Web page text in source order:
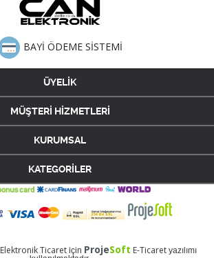
BAYİ ÖDEME SİSTEMİ
ÜYELİK
MÜŞTERİ HİZMETLERİ
KURUMSAL
KATEGORİLER
Elektronik Ticaret için ProjeSoft E-Ticaret yazılımı